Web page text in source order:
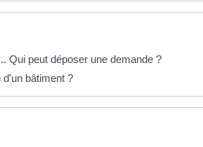
Qui peut déposer une demande ?
bâtiment ?